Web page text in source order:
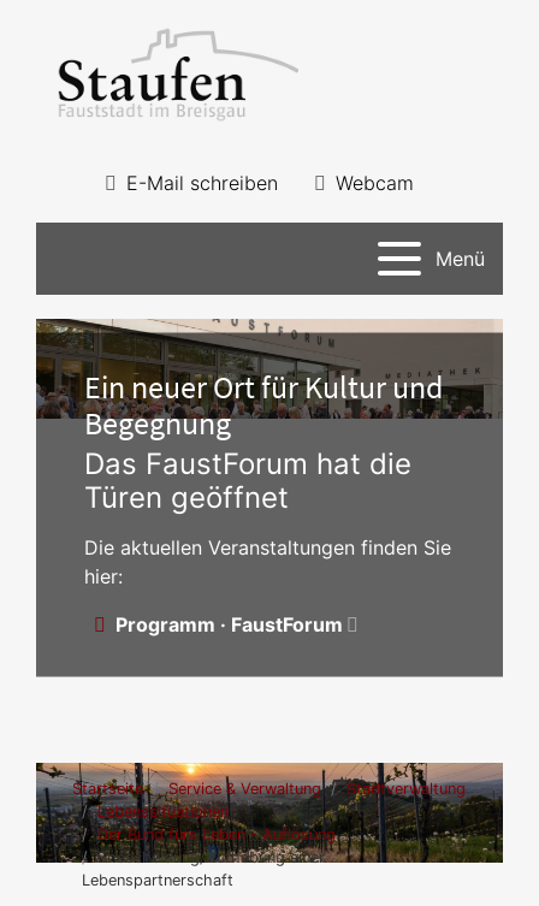
E-Mail schreiben Webcam
Menü
Ein neuer Ort für Kultur und
Begegnung
Das FaustForum hat die
Türen geöffnet
Die aktuellen Veranstaltungen finden Sie
hier:
Programm · FaustForum
Startseite Service & Verwaltung
Stadtverwaltung
Lebenssituationen
Der Bund fürs Leben - Auflösung
Ehescheidung/Aufhebung einer
Lebenspartnerschaft